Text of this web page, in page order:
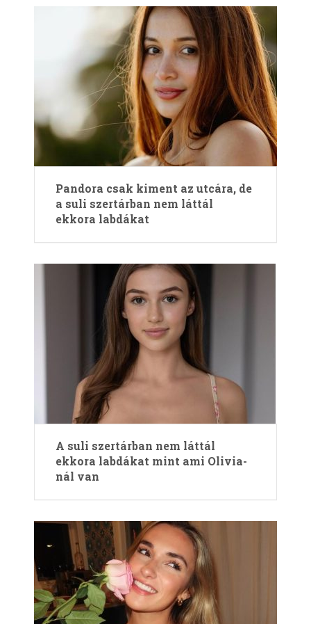
Pandora csak kiment az utcára, de
a suli szertárban nem láttál
ekkora labdákat
A suli szertárban nem láttál
ekkora labdákat mint ami Olivia-
nál van